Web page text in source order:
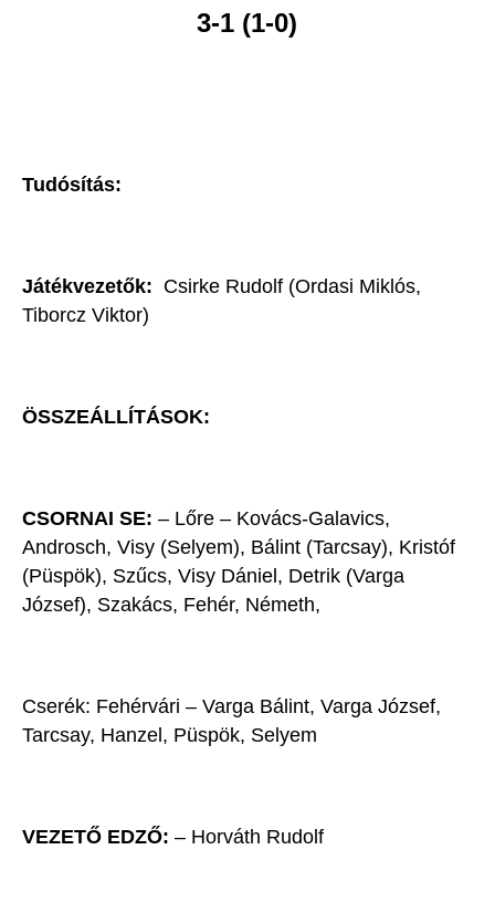
3-1 (1-0)
Tudósítás:
Játékvezetők: Csirke Rudolf (Ordasi Miklós,
Tiborcz Viktor)
ÖSSZEÁLLÍTÁSOK:
CSORNAI SE: – Lőre – Kovács-Galavics,
Androsch, Visy (Selyem), Bálint (Tarcsay), Kristóf
(Püspök), Szűcs, Visy Dániel, Detrik (Varga
József), Szakács, Fehér, Németh,
Cserék: Fehérvári – Varga Bálint, Varga József,
Tarcsay, Hanzel, Püspök, Selyem
VEZETŐ EDZŐ: – Horváth Rudolf